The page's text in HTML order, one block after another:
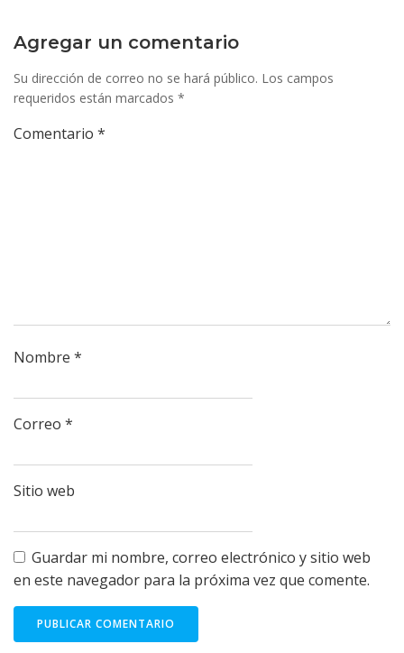
Agregar un comentario
Su dirección de correo no se hará público. Los campos
requeridos están marcados *
Comentario *
Nombre *
Correo *
Sitio web
Guardar mi nombre, correo electrónico y sitio web
en este navegador para la próxima vez que comente.